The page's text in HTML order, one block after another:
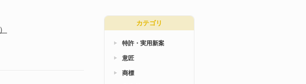
カテゴリ
特許・実用新案
意匠
商標